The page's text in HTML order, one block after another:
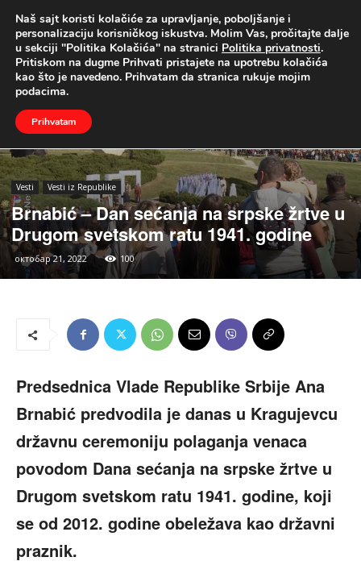
UŽIVO
Naslovna Vesti Vesti iz Republike
Vesti Vesti iz Republike
Brnabić – Dan sećanja na srpske žrtve u
Drugom svetskom ratu 1941. godine
октобар 21, 2022 100
Predsednica Vlade Republike Srbije Ana
Brnabić predvodila je danas u Kragujevcu
državnu ceremoniju polaganja venaca
povodom Dana sećanja na srpske žrtve u
Drugom svetskom ratu 1941. godine, koji
se od 2012. godine obeležava kao državni
praznik.
Naš sajt koristi kolačiće za upravljanje, poboljšanje i
personalizaciju korisničkog iskustva. Molim Vas, pročitajte dalje
u sekciji "Politika Kolačića" na stranici Politika privatnosti.
Pritiskom na dugme Prihvati pristajete na upotrebu kolačića
kao što je navedeno. Prihvatam da stranica rukuje mojim
podacima.
Prihvatam